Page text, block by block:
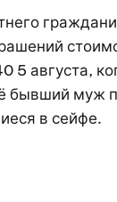
5 августа,
бывший муж
в сейфе.